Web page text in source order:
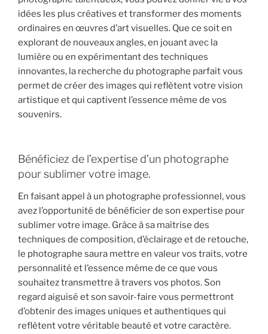
idées les plus créatives et transformer des moments
ordinaires en œuvres d’art visuelles. Que ce soit en
explorant de nouveaux angles, en jouant avec la
lumière ou en expérimentant des techniques
innovantes, la recherche du photographe parfait vous
permet de créer des images qui reflètent votre vision
artistique et qui captivent l’essence même de vos
souvenirs.
Bénéficiez de l’expertise d’un photographe
pour sublimer votre image.
En faisant appel à un photographe professionnel, vous
avez l’opportunité de bénéficier de son expertise pour
sublimer votre image. Grâce à sa maîtrise des
techniques de composition, d’éclairage et de retouche,
le photographe saura mettre en valeur vos traits, votre
personnalité et l’essence même de ce que vous
souhaitez transmettre à travers vos photos. Son
regard aiguisé et son savoir-faire vous permettront
d’obtenir des images uniques et authentiques qui
reflètent votre véritable beauté et votre caractère.